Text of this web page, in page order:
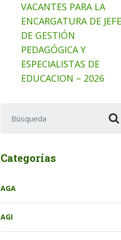
VACANTES PARA LA
ENCARGATURA DE JEFE
DE GESTIÓN
PEDAGÓGICA Y
ESPECIALISTAS DE
EDUCACION – 2026
Categorías
AGA
AGI